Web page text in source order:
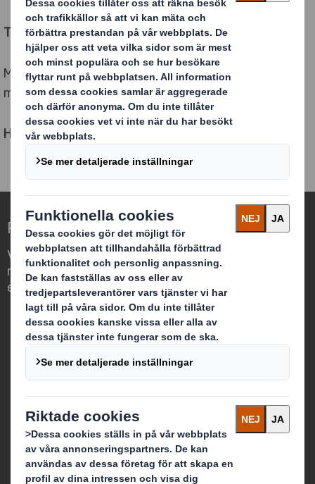
Ta kontroll över dina förpackningar.
Med våra resurser får du kontroll över både funktion,
marknadskommunikation och miljöpåverkan.
Hör av dig så berättar vi mer.
Redefining Packaging for a Changing World
Vi differentierar oss genom att se
möjligheten för förpackningar att spela
en viktig roll i vår omvärld.
Vilka är vi?
Om DS Smith
Om International Paper
Om IP & DS Smiths sammanslagning
Hållbarhet
Media